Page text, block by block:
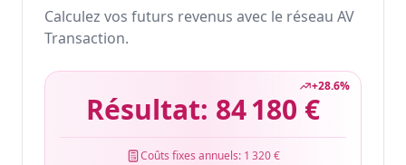
Calculez vos futurs revenus avec le réseau AV
Transaction.
+28.6%
Résultat: 84 180 €
Coûts fixes annuels: 1 320 €